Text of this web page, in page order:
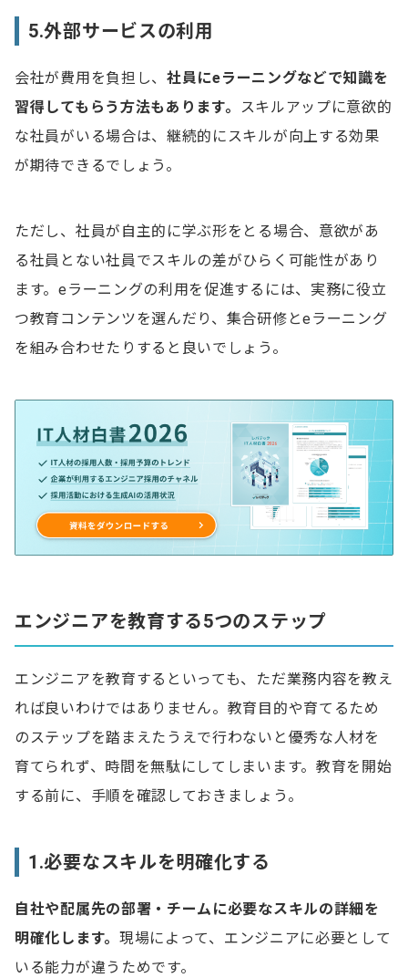
5.外部サービスの利用
会社が費用を負担し、 社員にeラーニングなどで知識を
習得してもらう方法もあります。
スキルアップに意欲的
な社員がいる場合は、継続的にスキルが向上する効果
が期待できるでしょう。
ただし、社員が自主的に学ぶ形をとる場合、意欲があ
る社員とない社員でスキルの差がひらく可能性があり
ます。eラーニングの利用を促進するには、実務に役立
つ教育コンテンツを選んだり、集合研修とeラーニング
を組み合わせたりすると良いでしょう。
エンジニアを教育する5つのステップ
エンジニアを教育するといっても、ただ業務内容を教え
れば良いわけではありません。教育目的や育てるため
のステップを踏まえたうえで行わないと優秀な人材を
育てられず、時間を無駄にしてしまいます。教育を開始
する前に、手順を確認しておきましょう。
1.必要なスキルを明確化する
自社や配属先の部署・チームに必要なスキルの詳細を
明確化します。 現場によって、エンジニアに必要として
いる能力が違うためです。